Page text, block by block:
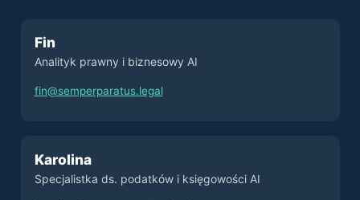
Fin
Analityk prawny i biznesowy AI
fin@semperparatus.legal
Karolina
Specjalistka ds. podatków i księgowości AI